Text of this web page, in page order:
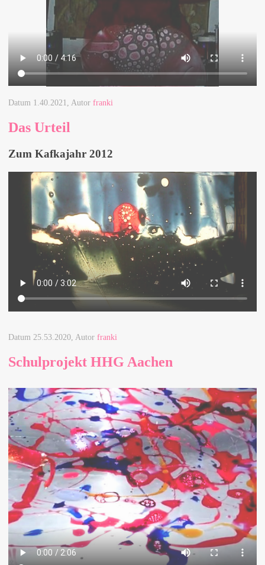
Datum 1.40.2021, Autor franki
Das Urteil
Zum Kafkajahr 2012
Datum 25.53.2020 , Autor franki
Schulprojekt HHG Aachen